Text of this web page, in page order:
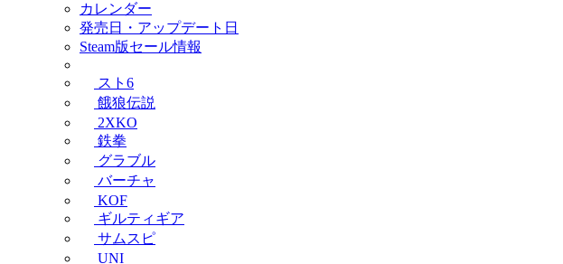
カレンダー
発売日・アップデート日
Steam版セール情報
スト6
餓狼伝説
2XKO
鉄拳
グラブル
バーチャ
KOF
ギルティギア
サムスピ
UNI